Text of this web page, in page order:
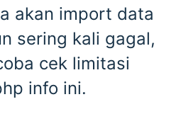
akan import data
sering kali gagal,
cek limitasi
info ini.